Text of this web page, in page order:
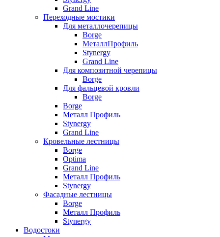
Grand Line
Переходные мостики
Для металлочерепицы
Borge
МеталлПрофиль
Stynergy
Grand Line
Для композитной черепицы
Borge
Для фальцевой кровли
Borge
Borge
Металл Профиль
Stynergy
Grand Line
Кровельные лестницы
Borge
Optima
Grand Line
Металл Профиль
Stynergy
Фасадные лестницы
Borge
Металл Профиль
Stynergy
Водостоки